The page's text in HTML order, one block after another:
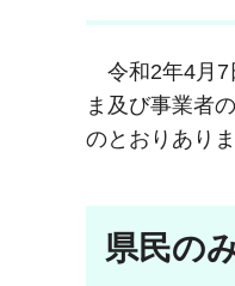
令和2年4月
ま及び事業者
のとおりありま
県民の